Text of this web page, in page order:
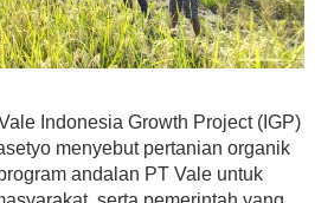
Indonesia Growth Project (IGP)
menyebut pertanian organik
andalan PT Vale untuk